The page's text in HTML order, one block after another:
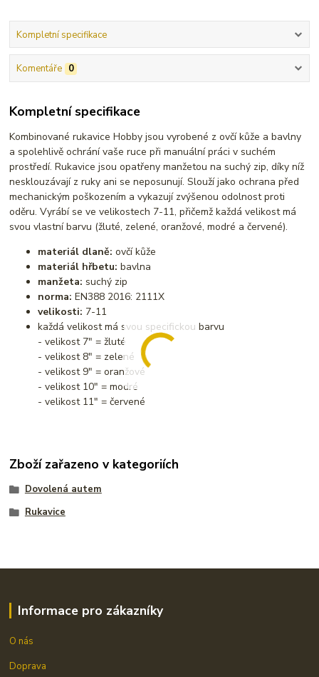
Kompletní specifikace
Komentáře 0
Kompletní specifikace
Kombinované rukavice Hobby jsou vyrobené z ovčí kůže a bavlny
a spolehlivě ochrání vaše ruce při manuální práci v suchém
prostředí. Rukavice jsou opatřeny manžetou na suchý zip, díky níž
nesklouzávají z ruky ani se neposunují. Slouží jako ochrana před
mechanickým poškozením a vykazují zvýšenou odolnost proti
oděru. Vyrábí se ve velikostech 7-11, přičemž každá velikost má
svou vlastní barvu (žluté, zelené, oranžové, modré a červené).
materiál dlaně: ovčí kůže
materiál hřbetu: bavlna
manžeta: suchý zip
norma: EN388 2016: 2111X
velikosti: 7-11
každá velikost má svou specifickou barvu
- velikost 7" = žluté
- velikost 8" = zelené
- velikost 9" = oranžové
- velikost 10" = modré
- velikost 11" = červené
Zboží zařazeno v kategoriích
Dovolená autem
Rukavice
Informace pro zákazníky
O nás
Doprava